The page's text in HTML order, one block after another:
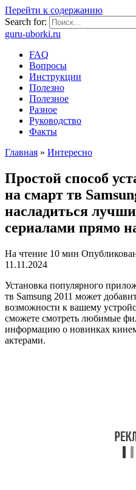
Перейти к содержанию
Search for:
guru-uborki.ru
FAQ
Вопросы
Инструкции
Полезно
Полезное
Разное
Руководство
Факты
Главная » Интересно
Простой способ
на смарт тв
насладиться
сериалами прямо
На чтение 10 мин
11.11.2024
Установка популярного
тв Samsung 2011 может
возможности к вашему
сможете смотреть любимые
информацию о новинках
актерами.